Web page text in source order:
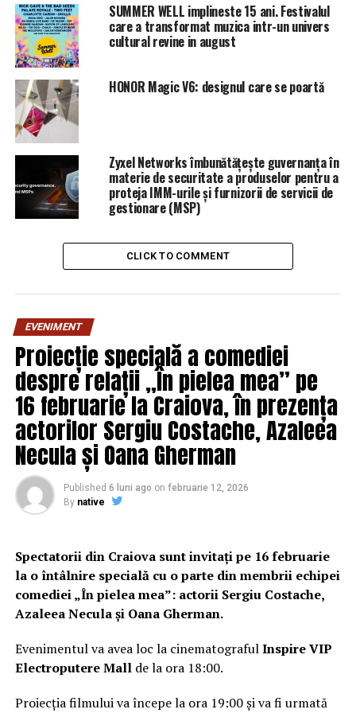
avocatul său de luni.
Motivul invocat de autorităţi în notificarea de
deportare, care a fost văzută de dpa, este că Yigit nu
este angajat şi nu mai trăieşte în aceeaşi casă împreună
cu copiii lui germani.
RELATED TOPICS: PRIMA
UP NEXT
O bancă închide toate casieriile fizice din România. Ce
chiar de ZIUA LUI! | DoljAZI
SUMMER WELL implineste 15 ani. Festivalul
care a transformat muzica intr-un univers
cultural revine in august
HONOR Magic V6: designul care se poartă
Zyxel Networks îmbunătățește guvernanța în
materie de securitate a produselor pentru a
proteja IMM-urile și furnizorii de servicii de
gestionare (MSP)
CLICK TO COMMENT
EVENIMENT
Proiecție specială a comediei
despre relații „În pielea mea” pe
16 februarie la Craiova, în prezența
actorilor Sergiu Costache, Azaleea
Necula și Oana Gherman
Published 6 luni ago on februarie 12, 2026
By native
Spectatorii din Craiova sunt invitați pe 16 februarie
la o întâlnire specială cu o parte din membrii echipei
comediei „În pielea mea”: actorii Sergiu Costache,
Azaleea Necula și Oana Gherman.
Evenimentul va avea loc la cinematografulInspire VIP
Electroputere Mall de la ora 18:00.
Proiecția filmului va începe la ora 19:00 și va fi urmată